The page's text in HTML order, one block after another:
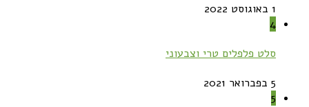
1 באוגוסט 2022
4
סלט פלפלים טרי וצבעוני
5 בפברואר 2021
5